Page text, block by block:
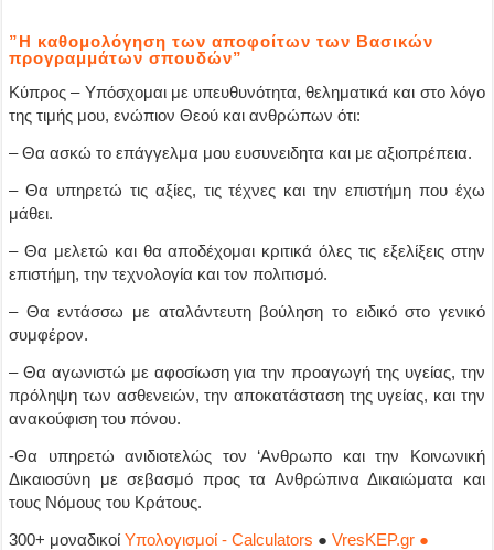
”Η καθομολόγηση των αποφοίτων των Βασικών
προγραμμάτων σπουδών”
Κύπρος – Υπόσχομαι με υπευθυνότητα, θεληματικά και στο λόγο
της τιμής μου, ενώπιον Θεού και ανθρώπων ότι:
– Θα ασκώ το επάγγελμα μου ευσυνειδητα και με αξιοπρέπεια.
– Θα υπηρετώ τις αξίες, τις τέχνες και την επιστήμη που έχω
μάθει.
– Θα μελετώ και θα αποδέχομαι κριτικά όλες τις εξελίξεις στην
επιστήμη, την τεχνολογία και τον πολιτισμό.
– Θα εντάσσω με αταλάντευτη βούληση το ειδικό στο γενικό
συμφέρον.
– Θα αγωνιστώ με αφοσίωση για την προαγωγή της υγείας, την
πρόληψη των ασθενειών, την αποκατάσταση της υγείας, και την
ανακούφιση του πόνου.
-Θα υπηρετώ ανιδιοτελώς τον ‘Ανθρωπο και την Κοινωνική
Δικαιοσύνη με σεβασμό προς τα Ανθρώπινα Δικαιώματα και
τους Νόμους του Κράτους.
300+ μοναδικοίΥπολογισμοί - Calculators ●VresKEP.gr ●